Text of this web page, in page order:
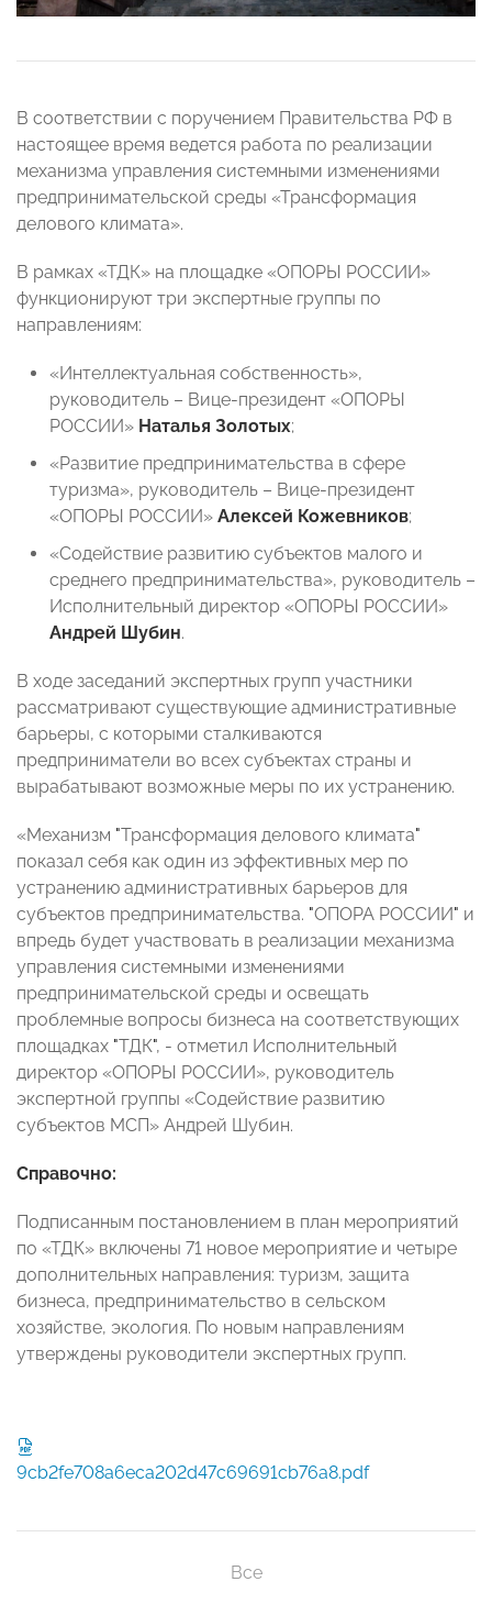
В соответствии с поручением Правительства РФ в
настоящее время ведется работа по реализации
механизма управления системными изменениями
предпринимательской среды «Трансформация
делового климата».
В рамках «ТДК» на площадке «ОПОРЫ РОССИИ»
функционируют три экспертные группы по
направлениям:
«Интеллектуальная собственность»,
руководитель – Вице-президент «ОПОРЫ
РОССИИ» Наталья Золотых;
«Развитие предпринимательства в сфере
туризма», руководитель – Вице-президент
«ОПОРЫ РОССИИ» Алексей Кожевников;
«Содействие развитию субъектов малого и
среднего предпринимательства», руководитель –
Исполнительный директор «ОПОРЫ РОССИИ»
Андрей Шубин.
В ходе заседаний экспертных групп участники
рассматривают существующие административные
барьеры, с которыми сталкиваются
предприниматели во всех субъектах страны и
вырабатывают возможные меры по их устранению.
«Механизм "Трансформация делового климата"
показал себя как один из эффективных мер по
устранению административных барьеров для
субъектов предпринимательства. "ОПОРА РОССИИ" и
впредь будет участвовать в реализации механизма
управления системными изменениями
предпринимательской среды и освещать
проблемные вопросы бизнеса на соответствующих
площадках "ТДК", - отметил Исполнительный
директор «ОПОРЫ РОССИИ», руководитель
экспертной группы «Содействие развитию
субъектов МСП» Андрей Шубин.
Справочно:
Подписанным постановлением в план мероприятий
по «ТДК» включены 71 новое мероприятие и четыре
дополнительных направления: туризм, защита
бизнеса, предпринимательство в сельском
хозяйстве, экология. По новым направлениям
утверждены руководители экспертных групп.
9cb2fe708a6eca202d47c69691cb76a8.pdf
Все